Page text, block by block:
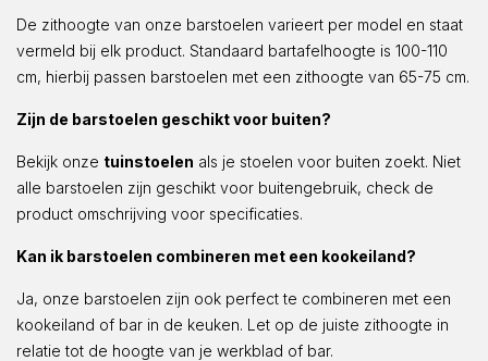
De zithoogte van onze barstoelen varieert per model en staat
vermeld bij elk product. Standaard bartafelhoogte is 100-110
cm, hierbij passen barstoelen met een zithoogte van 65-75 cm.
Zijn de barstoelen geschikt voor buiten?
Bekijk onze tuinstoelen als je stoelen voor buiten zoekt. Niet
alle barstoelen zijn geschikt voor buitengebruik, check de
product omschrijving voor specificaties.
Kan ik barstoelen combineren met een kookeiland?
Ja, onze barstoelen zijn ook perfect te combineren met een
kookeiland of bar in de keuken. Let op de juiste zithoogte in
relatie tot de hoogte van je werkblad of bar.